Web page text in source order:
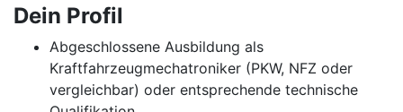
Dein Profil
Abgeschlossene Ausbildung als
Kraftfahrzeugmechatroniker (PKW, NFZ oder
vergleichbar) oder entsprechende technische